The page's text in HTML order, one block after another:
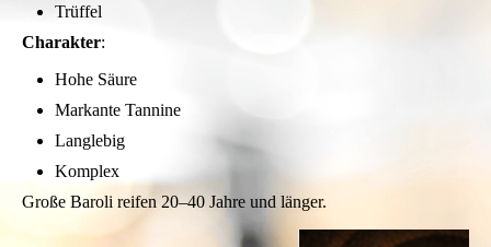
Trüffel
Charakter:
Hohe Säure
Markante Tannine
Langlebig
Komplex
Große Baroli reifen 20–40 Jahre und länger.